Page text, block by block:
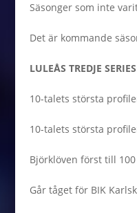
Säsonger som inte
Det är kommande
LULEÅS TREDJE
10-talets största
10-talets största
Björklöven först till
Går tåget för BIK